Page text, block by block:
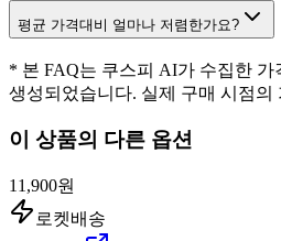
평균 가격대비 얼마나 저렴한가요?
* 본 FAQ는 쿠스피 AI가 수집한
생성되었습니다. 실제 구매 시점의
이 상품의 다른 옵션
11,900원
로켓배송